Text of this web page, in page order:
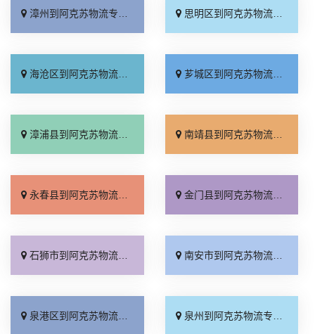
漳州到阿克苏物流专线_专业靠谱「运费多少」 思明区到阿克苏物流专线_快速直达「全程无虑」
海沧区到阿克苏物流专线_准时到货「市县闪送」 芗城区到阿克苏物流专线_价位合理「多少一吨」
漳浦县到阿克苏物流专线_价格透明「快速响应」 南靖县到阿克苏物流专线_运价行情「合理收费」
永春县到阿克苏物流专线_高速快运「直达往返」 金门县到阿克苏物流专线_托运放心「专线快运」
石狮市到阿克苏物流专线_收费标准「直通专线」 南安市到阿克苏物流专线_高速快运「准时到货」
泉港区到阿克苏物流专线_全程定位「服务周到」 泉州到阿克苏物流专线_直发全境「送货到门」